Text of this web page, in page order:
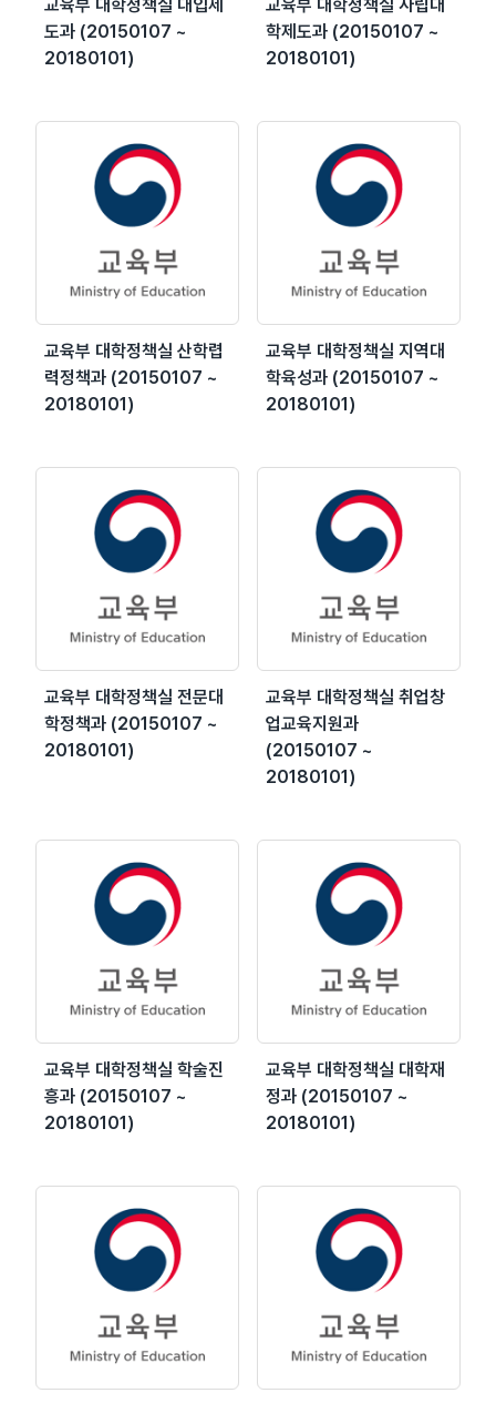
교육부 대학정책실 대입제
도과 (20150107 ~
20180101)
교육부 대학정책실 사립대
학제도과 (20150107 ~
20180101)
교육부 대학정책실 산학렵
력정책과 (20150107 ~
20180101)
교육부 대학정책실 지역대
학육성과 (20150107 ~
20180101)
교육부 대학정책실 전문대
학정책과 (20150107 ~
20180101)
교육부 대학정책실 취업창
업교육지원과
(20150107 ~
20180101)
교육부 대학정책실 학술진
흥과 (20150107 ~
20180101)
교육부 대학정책실 대학재
정과 (20150107 ~
20180101)